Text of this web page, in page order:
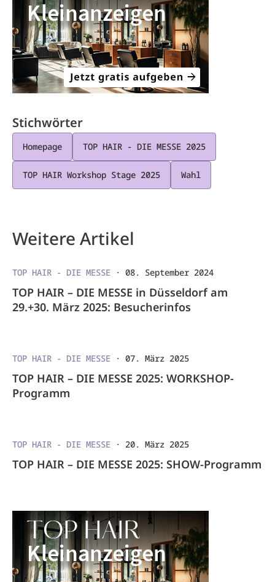
Stichwörter
Homepage TOP HAIR - DIE MESSE 2025
TOP HAIR Workshop Stage 2025 Wahl
Weitere Artikel
TOP HAIR - DIE MESSE · 08. September 2024
TOP HAIR – DIE MESSE in Düsseldorf am
29.+30. März 2025: Besucherinfos
TOP HAIR - DIE MESSE · 07. März 2025
TOP HAIR – DIE MESSE 2025: WORKSHOP-
Programm
TOP HAIR - DIE MESSE · 20. März 2025
TOP HAIR – DIE MESSE 2025: SHOW-Programm